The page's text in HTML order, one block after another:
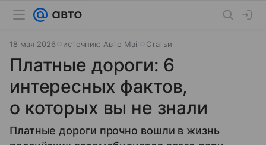
18 мая 2026 источник: Авто Mail Статьи
Платные дороги: 6
интересных фактов,
о которых вы не знали
Платные дороги прочно вошли в жизнь